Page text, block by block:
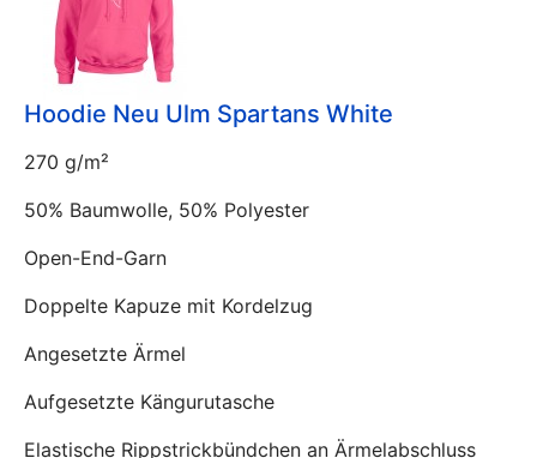
Hoodie Neu Ulm Spartans White
270 g/m²
50% Baumwolle, 50% Polyester
Open-End-Garn
Doppelte Kapuze mit Kordelzug
Angesetzte Ärmel
Aufgesetzte Kängurutasche
Elastische Rippstrickbündchen an Ärmelabschluss